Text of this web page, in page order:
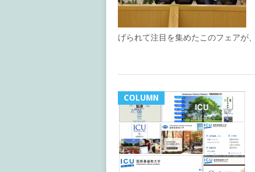
げられて注目を集めたこのフェアが
COLUMN